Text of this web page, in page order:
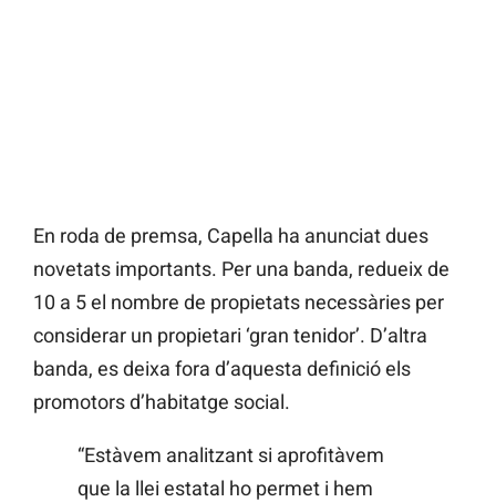
En roda de premsa, Capella ha anunciat dues
novetats importants. Per una banda, redueix de
10 a 5 el nombre de propietats necessàries per
considerar un propietari ‘gran tenidor’. D’altra
banda, es deixa fora d’aquesta definició els
promotors d’habitatge social.
“Estàvem analitzant si aprofitàvem
que la llei estatal ho permet i hem